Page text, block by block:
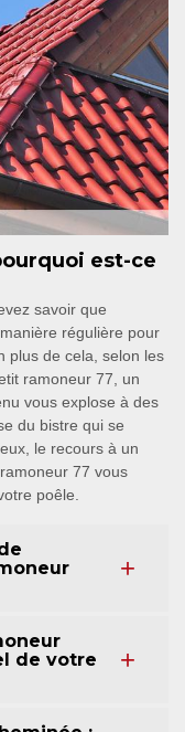
est-ce
savoir que
régulière pour
plus de cela, selon les
ramoneur 77, un
vous explose à des
du bistre qui se
le recours à un
77 vous
poêle.
de votre